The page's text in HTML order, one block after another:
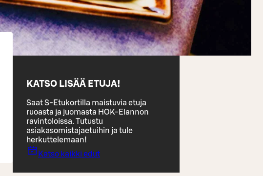
KATSO LISÄÄ ETUJA!
Saat S-Etukortilla maistuvia etuja
ruoasta ja juomasta HOK-Elannon
ravintoloissa. Tutustu
asiakasomistajaetuihin ja tule
herkuttelemaan!
Katso kaikki edut